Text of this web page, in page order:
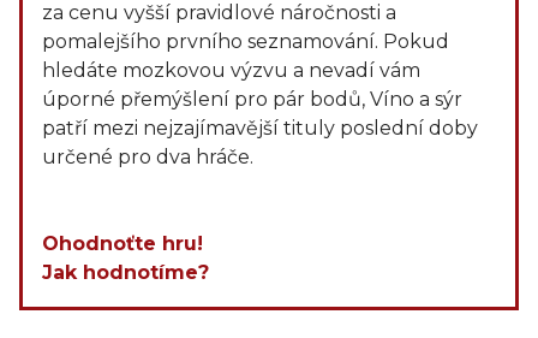
za cenu vyšší pravidlové náročnosti a
pomalejšího prvního seznamování. Pokud
hledáte mozkovou výzvu a nevadí vám
úporné přemýšlení pro pár bodů, Víno a sýr
patří mezi nejzajímavější tituly poslední doby
určené pro dva hráče.
Ohodnoťte hru!
Jak hodnotíme?